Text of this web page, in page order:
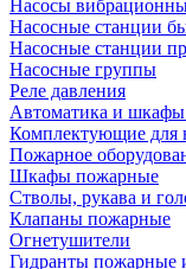
Насосы
Насосные станции
Насосные станции
Насосные группы
Реле давления
Автоматика и шкафы
Комплектующие для
Пожарное
Шкафы пожарные
Стволы, рукава и
Клапаны пожарные
Огнетушители
Гидранты пожарные